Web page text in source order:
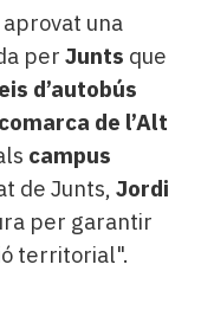
aprovat una
per Junts que
d’autobús
de l’Alt
campus
de Junts, Jordi
per garantir
territorial".